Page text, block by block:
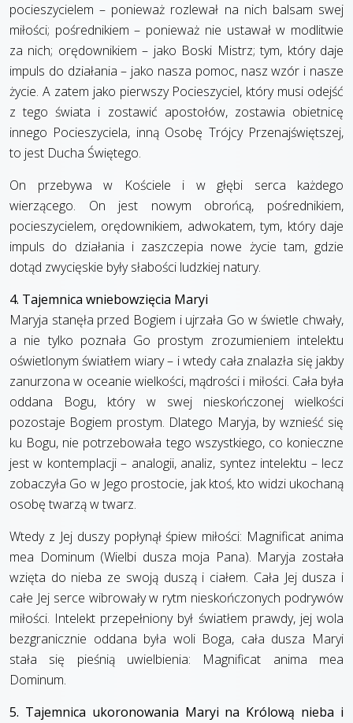
pocieszycielem – ponieważ rozlewał na nich balsam swej
miłości; pośrednikiem – ponieważ nie ustawał w modlitwie
za nich; orędownikiem – jako Boski Mistrz; tym, który daje
impuls do działania – jako nasza pomoc, nasz wzór i nasze
życie. A zatem jako pierwszy Pocieszyciel, który musi odejść
z tego świata i zostawić apostołów, zostawia obietnicę
innego Pocieszyciela, inną Osobę Trójcy Przenajświętszej,
to jest Ducha Świętego.
On przebywa w Kościele i w głębi serca każdego
wierzącego. On jest nowym obrońcą, pośrednikiem,
pocieszycielem, orędownikiem, adwokatem, tym, który daje
impuls do działania i zaszczepia nowe życie tam, gdzie
dotąd zwycięskie były słabości ludzkiej natury.
4. Tajemnica wniebowzięcia Maryi
Maryja stanęła przed Bogiem i ujrzała Go w świetle chwały,
a nie tylko poznała Go prostym zrozumieniem intelektu
oświetlonym światłem wiary – i wtedy cała znalazła się jakby
zanurzona w oceanie wielkości, mądrości i miłości. Cała była
oddana Bogu, który w swej nieskończonej wielkości
pozostaje Bogiem prostym. Dlatego Maryja, by wznieść się
ku Bogu, nie potrzebowała tego wszystkiego, co konieczne
jest w kontemplacji – analogii, analiz, syntez intelektu – lecz
zobaczyła Go w Jego prostocie, jak ktoś, kto widzi ukochaną
osobę twarzą w twarz.
Wtedy z Jej duszy popłynął śpiew miłości: Magnificat anima
mea Dominum (Wielbi dusza moja Pana). Maryja została
wzięta do nieba ze swoją duszą i ciałem. Cała Jej dusza i
całe Jej serce wibrowały w rytm nieskończonych podrywów
miłości. Intelekt przepełniony był światłem prawdy, jej wola
bezgranicznie oddana była woli Boga, cała dusza Maryi
stała się pieśnią uwielbienia: Magnificat anima mea
Dominum.
5. Tajemnica ukoronowania Maryi na Królową nieba i